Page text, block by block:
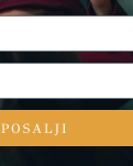
POSALJI